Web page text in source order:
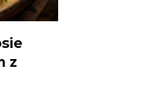
z